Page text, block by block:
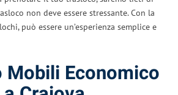
non deve essere stressante. Con la
può essere un’esperienza semplice e
Economico